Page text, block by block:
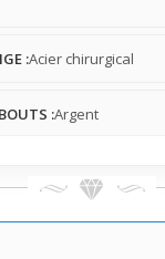
option si vous
en fait un choix
:Acier chirurgical
:Argent